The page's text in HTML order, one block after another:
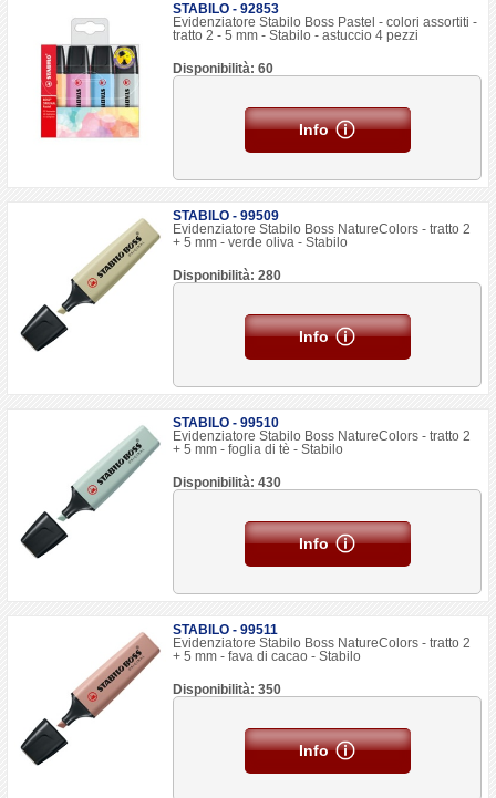
STABILO - 92853
Evidenziatore Stabilo Boss Pastel - colori assortiti -
tratto 2 - 5 mm - Stabilo - astuccio 4 pezzi
Disponibilità: 60
Info
STABILO - 99509
Evidenziatore Stabilo Boss NatureColors - tratto 2
+ 5 mm - verde oliva - Stabilo
Disponibilità: 280
Info
STABILO - 99510
Evidenziatore Stabilo Boss NatureColors - tratto 2
+ 5 mm - foglia di tè - Stabilo
Disponibilità: 430
Info
STABILO - 99511
Evidenziatore Stabilo Boss NatureColors - tratto 2
+ 5 mm - fava di cacao - Stabilo
Disponibilità: 350
Info